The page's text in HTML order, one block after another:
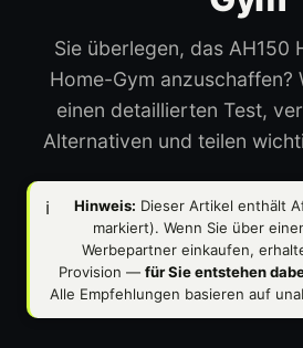
Sie überlegen, das AH150
Home-Gym anzuschaffen?
einen detaillierten Test,
Alternativen und teilen
ℹ️ Hinweis: Dieser Artikel enthält
markiert). Wenn Sie über
Werbepartner einkaufen,
Provision — für Sie entstehen
Alle Empfehlungen basieren auf